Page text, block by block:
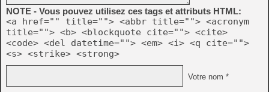
NOTE - Vous pouvez utilisez ces tags et attributs HTML:
<a href="" title=""> <abbr title=""> <acronym
title=""> <b> <blockquote cite=""> <cite>
<code> <del datetime=""> <em> <i> <q cite="">
<s> <strike> <strong>
Votre nom *